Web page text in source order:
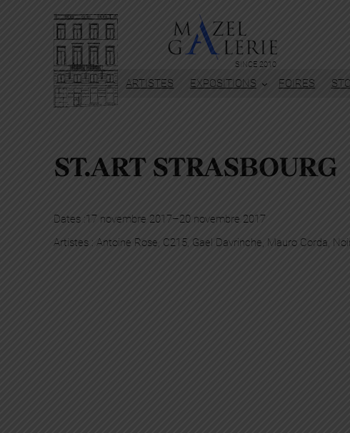
SINCE 2010
ARTISTES EXPOSITIONS FOIRES
ST.ART STRASBOURG
Dates :17 novembre 2017–20 novembre 2017
Artistes : Antoine Rose, C215, Gael Davrinche, Mauro Corda,